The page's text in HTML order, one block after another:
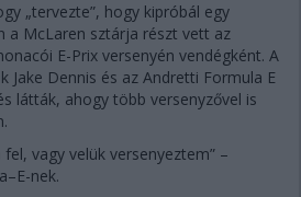
„tervezte”, hogy kipróbál egy
a McLaren sztárja részt vett az
E-Prix versenyén vendégként. A
Jake Dennis és az Andretti Formula E
látták, ahogy több versenyzővel is
vagy velük versenyeztem” –
nek.